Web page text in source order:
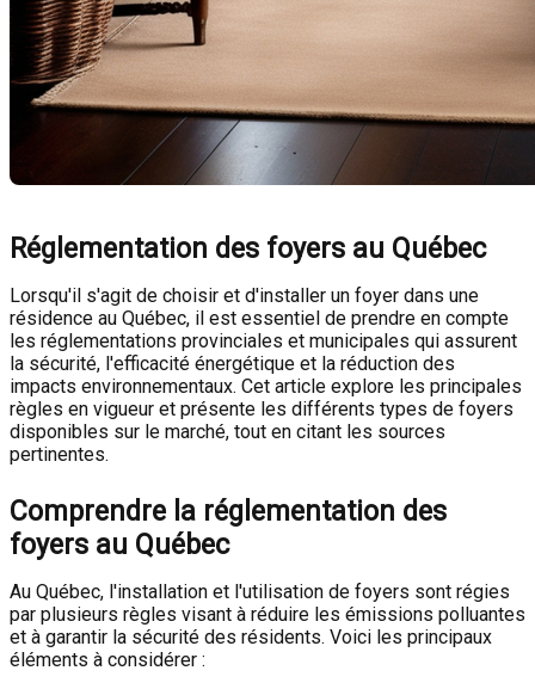
Réglementation des foyers au Québec
Lorsqu'il s'agit de choisir et d'installer un foyer dans une
résidence au Québec, il est essentiel de prendre en compte
les réglementations provinciales et municipales qui assurent
la sécurité, l'efficacité énergétique et la réduction des
impacts environnementaux. Cet article explore les principales
règles en vigueur et présente les différents types de foyers
disponibles sur le marché, tout en citant les sources
pertinentes.
Comprendre la réglementation des
foyers au Québec
Au Québec, l'installation et l'utilisation de foyers sont régies
par plusieurs règles visant à réduire les émissions polluantes
et à garantir la sécurité des résidents. Voici les principaux
éléments à considérer :